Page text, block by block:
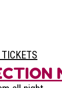
TICKETS